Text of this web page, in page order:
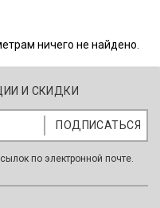
ничего не найдено.
И СКИДКИ
по электронной почте.